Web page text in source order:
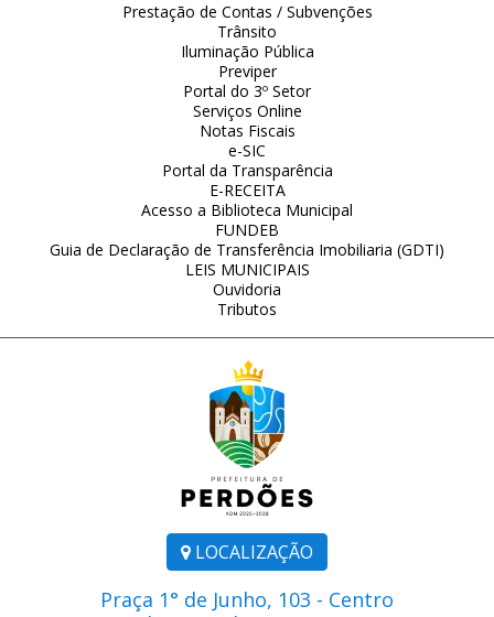
LOCALIZAÇÃO
Praça 1° de Junho, 103 - Centro
Prestação de Contas / Subvenções
Trânsito
Iluminação Pública
Previper
Portal do 3º Setor
Serviços Online
Notas Fiscais
e-SIC
Portal da Transparência
E-RECEITA
Acesso a Biblioteca Municipal
FUNDEB
Guia de Declaração de Transferência Imobiliaria (GDTI)
LEIS MUNICIPAIS
Ouvidoria
Tributos